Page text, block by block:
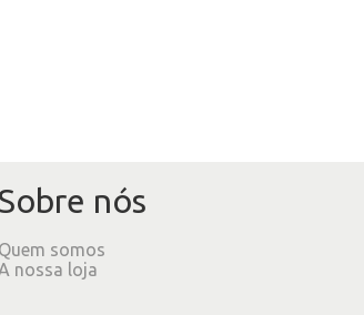
nós
Quem somos
nossa loja